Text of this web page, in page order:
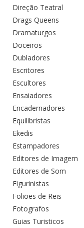
Direção Teatral
Drags Queens
Dramaturgos
Doceiros
Dubladores
Escritores
Escultores
Ensaiadores
Encadernadores
Equilibristas
Ekedis
Estampadores
Editores de Imagem
Editores de Som
Figurinistas
Foliões de Reis
Fotografos
Guias Turisticos